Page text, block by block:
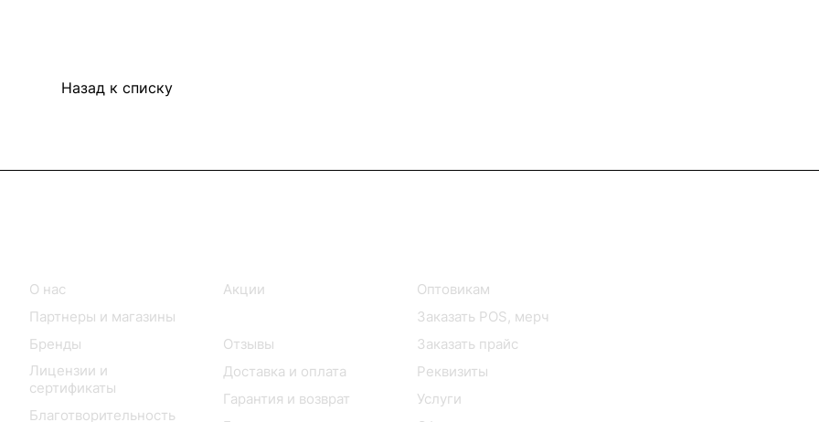
Назад к списку
О нас
Партнеры и магазины
Бренды
Лицензии и
сертификаты
Благотворительность
Акции
Отзывы
Доставка и оплата
Гарантия и возврат
Оптовикам
Заказать POS, мерч
Заказать прайс
Реквизиты
Услуги